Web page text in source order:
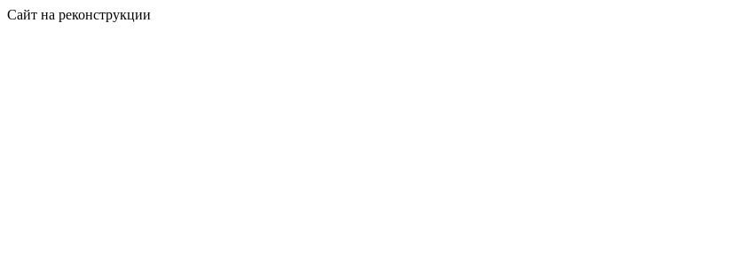
Сайт на реконструкции